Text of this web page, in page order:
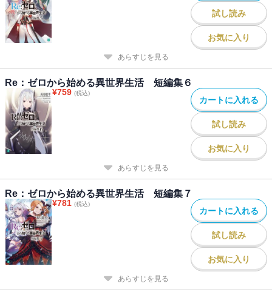
試し読み
お気に入り
あらすじを見る
Re：ゼロから始める異世界生活 短編集６
¥759 (税込)
カートに入れる
試し読み
お気に入り
あらすじを見る
Re：ゼロから始める異世界生活 短編集７
¥781 (税込)
カートに入れる
試し読み
お気に入り
あらすじを見る